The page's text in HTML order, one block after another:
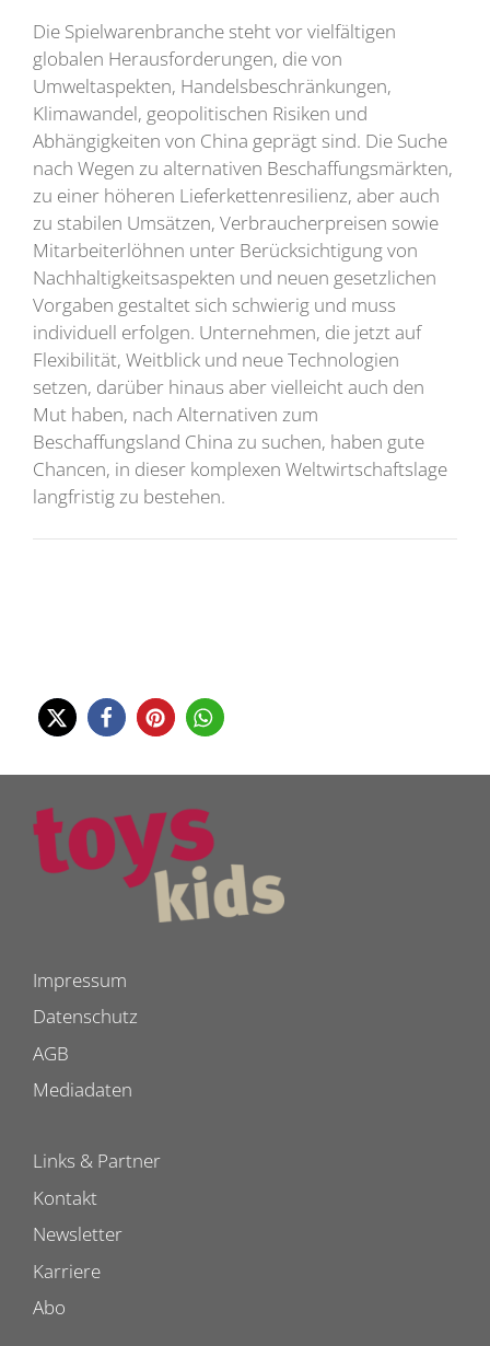
Die Spielwarenbranche steht vor vielfältigen
globalen Herausforderungen, die von
Umweltaspekten, Handelsbeschränkungen,
Klimawandel, geopolitischen Risiken und
Abhängigkeiten von China geprägt sind. Die Suche
nach Wegen zu alternativen Beschaffungsmärkten,
zu einer höheren Lieferkettenresilienz, aber auch
zu stabilen Umsätzen, Verbraucherpreisen sowie
Mitarbeiterlöhnen unter Berücksichtigung von
Nachhaltigkeitsaspekten und neuen gesetzlichen
Vorgaben gestaltet sich schwierig und muss
individuell erfolgen. Unternehmen, die jetzt auf
Flexibilität, Weitblick und neue Technologien
setzen, darüber hinaus aber vielleicht auch den
Mut haben, nach Alternativen zum
Beschaffungsland China zu suchen, haben gute
Chancen, in dieser komplexen Weltwirtschaftslage
langfristig zu bestehen.
Impressum
Datenschutz
AGB
Mediadaten
Links & Partner
Kontakt
Newsletter
Karriere
Abo